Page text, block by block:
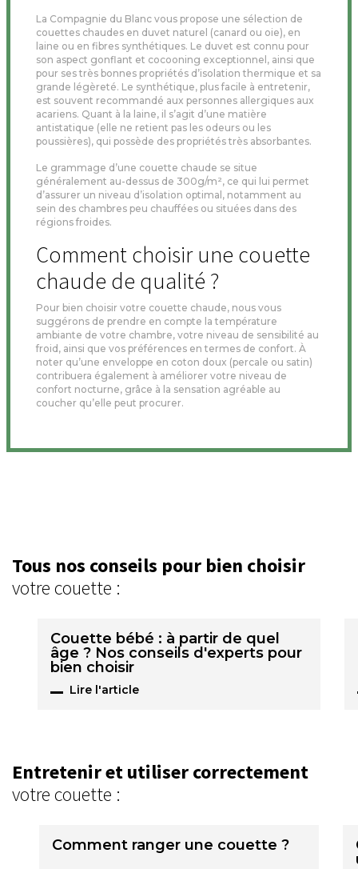
La Compagnie du Blanc vous propose une sélection de
couettes chaudes en duvet naturel (canard ou oie), en
laine ou en fibres synthétiques. Le duvet est connu pour
son aspect gonflant et cocooning exceptionnel, ainsi que
pour ses très bonnes propriétés d’isolation thermique et sa
grande légèreté. Le synthétique, plus facile à entretenir,
est souvent recommandé aux personnes allergiques aux
acariens. Quant à la laine, il s’agit d’une matière
antistatique (elle ne retient pas les odeurs ou les
poussières), qui possède des propriétés très absorbantes.
Le grammage d’une couette chaude se situe
généralement au-dessus de 300g/m², ce qui lui permet
d’assurer un niveau d’isolation optimal, notamment au
sein des chambres peu chauffées ou situées dans des
régions froides.
Comment choisir une couette
chaude de qualité ?
Pour bien choisir votre couette chaude, nous vous
suggérons de prendre en compte la température
ambiante de votre chambre, votre niveau de sensibilité au
froid, ainsi que vos préférences en termes de confort. À
noter qu’une enveloppe en coton doux (percale ou satin)
contribuera également à améliorer votre niveau de
confort nocturne, grâce à la sensation agréable au
coucher qu’elle peut procurer.
Tous nos conseils pour bien choisir
votre couette :
Couette bébé : à partir de quel
âge ? Nos conseils d'experts pour
bien choisir
Lire l'article
Entretenir et utiliser correctement
votre couette :
Comment ranger une couette ?